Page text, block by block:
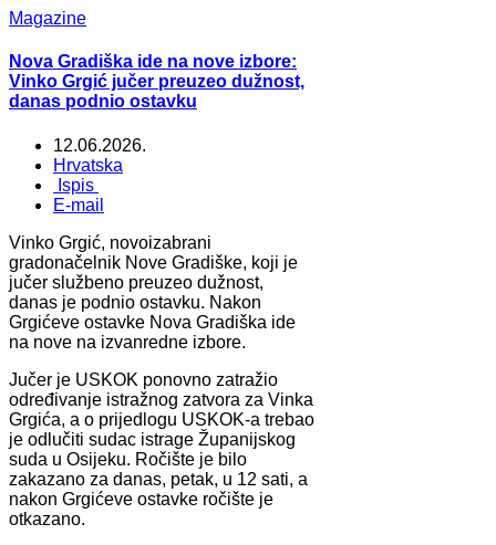
Magazine
Nova Gradiška ide na nove izbore:
Vinko Grgić jučer preuzeo dužnost,
danas podnio ostavku
12.06.2026.
Hrvatska
Ispis
E-mail
Vinko Grgić, novoizabrani
gradonačelnik Nove Gradiške, koji je
jučer službeno preuzeo dužnost,
danas je podnio ostavku. Nakon
Grgićeve ostavke Nova Gradiška ide
na nove na izvanredne izbore.
Jučer je USKOK ponovno zatražio
određivanje istražnog zatvora za Vinka
Grgića, a o prijedlogu USKOK-a trebao
je odlučiti sudac istrage Županijskog
suda u Osijeku. Ročište je bilo
zakazano za danas, petak, u 12 sati, a
nakon Grgićeve ostavke ročište je
otkazano.